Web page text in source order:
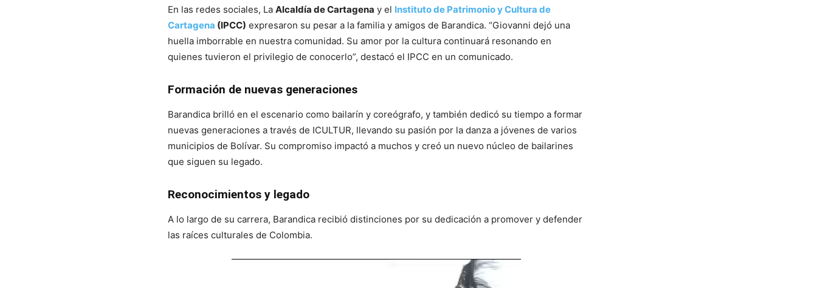
En las redes sociales, La Alcaldía de Cartagena y el Instituto de Patrimonio y Cultura de
Cartagena (IPCC) expresaron su pesar a la familia y amigos de Barandica. “Giovanni dejó una
huella imborrable en nuestra comunidad. Su amor por la cultura continuará resonando en
quienes tuvieron el privilegio de conocerlo”, destacó el IPCC en un comunicado.
Formación de nuevas generaciones
Barandica brilló en el escenario como bailarín y coreógrafo, y también dedicó su tiempo a formar
nuevas generaciones a través de ICULTUR, llevando su pasión por la danza a jóvenes de varios
municipios de Bolívar. Su compromiso impactó a muchos y creó un nuevo núcleo de bailarines
que siguen su legado.
Reconocimientos y legado
A lo largo de su carrera, Barandica recibió distinciones por su dedicación a promover y defender
las raíces culturales de Colombia.